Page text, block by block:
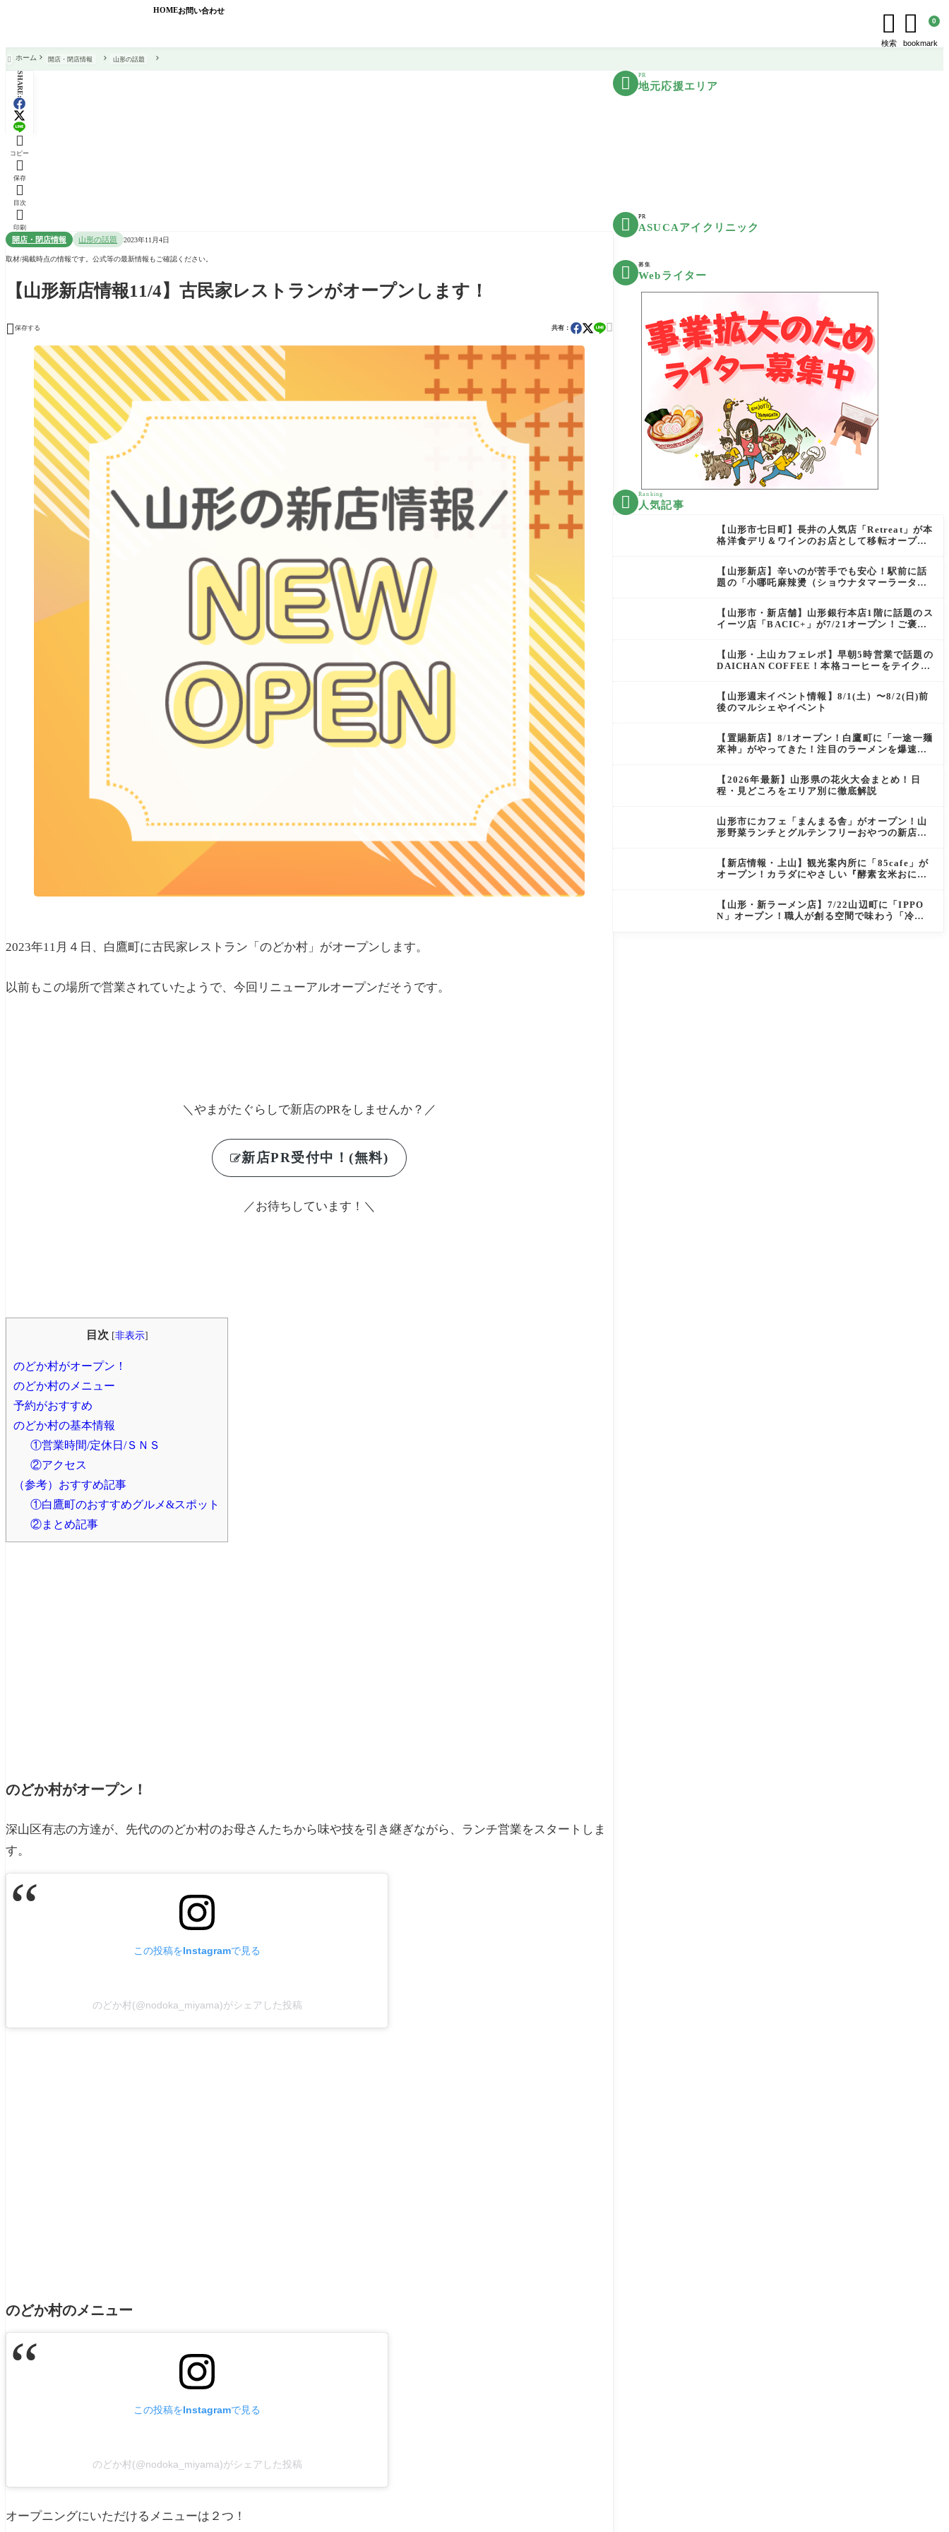
HOMEお問い合わせ 
検索
 0
bookmark
 ホーム 開店・閉店情報 山形の話題
SHARE:

コピー

保存

目次

印刷
開店・閉店情報 山形の話題 2023年11月4日
取材/掲載時点の情報です。公式等の最新情報もご確認ください。
【山形新店情報11/4】古民家レストランがオープンします！
 保存する 共有： 
2023年11月４日、白鷹町に古民家レストラン「のどか村」がオープンします。
以前もこの場所で営業されていたようで、今回リニューアルオープンだそうです。
＼やまがたぐらしで新店のPRをしませんか？／
新店PR受付中！(無料)
／お待ちしています！＼
目次 [非表示]
のどか村がオープン！
のどか村のメニュー
予約がおすすめ
のどか村の基本情報
①営業時間/定休日/ＳＮＳ
②アクセス
（参考）おすすめ記事
①白鷹町のおすすめグルメ&スポット
②まとめ記事
のどか村がオープン！
深山区有志の方達が、先代ののどか村のお母さんたちから味や技を引き継ぎながら、ランチ営業をスタートしま
す。
この投稿をInstagramで見る
のどか村(@nodoka_miyama)がシェアした投稿
のどか村のメニュー
この投稿をInstagramで見る
のどか村(@nodoka_miyama)がシェアした投稿
オープニングにいただけるメニューは２つ！
 PR
地元応援エリア
 PR
ASUCAアイクリニック
 募集
Webライター
 Ranking
人気記事
【山形市七日町】長井の人気店「Retreat」が本
格洋食デリ＆ワインのお店として移転オープン
【山形新店】辛いのが苦手でも安心！駅前に話
題の「小哪吒麻辣燙（ショウナタマーラータ
【山形市・新店舗】山形銀行本店1階に話題のス
イーツ店「BACIC+」が7/21オープン！ご褒美
【山形・上山カフェレポ】早朝5時営業で話題の
DAICHAN COFFEE！本格コーヒーをテイクア
【山形週末イベント情報】8/1(土）〜8/2(日)前
後のマルシェやイベント
【置賜新店】8/1オープン！白鷹町に「一途一麺
來神」がやってきた！注目のラーメンを爆速実
【2026年最新】山形県の花火大会まとめ！日
程・見どころをエリア別に徹底解説
山形市にカフェ「まんまる舎」がオープン！山
形野菜ランチとグルテンフリーおやつの新店情
【新店情報・上山】観光案内所に「85cafe」が
オープン！カラダにやさしい『酵素玄米おにぎ
【山形・新ラーメン店】7/22山辺町に「IPPO
N」オープン！職人が創る空間で味わう「冷た